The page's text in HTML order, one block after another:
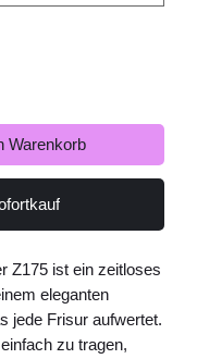
Warenkorb
Z175 ist ein zeitloses
eleganten
jede Frisur aufwertet.
zu tragen,